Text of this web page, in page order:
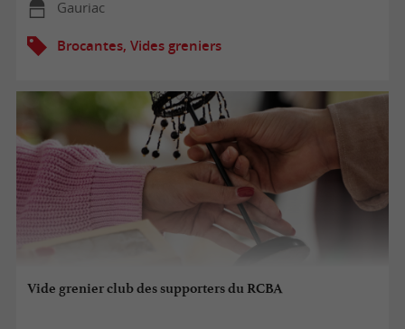
Gauriac
Brocantes, Vides greniers
Vide grenier club des supporters du RCBA